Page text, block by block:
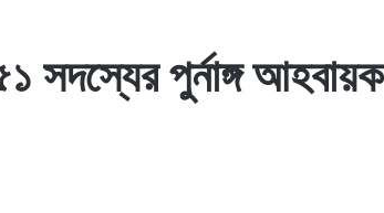
সদস্যের পুর্নাঙ্গ আহবায়ক